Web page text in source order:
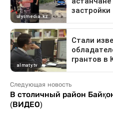
Следующая новость
В столичный район
(ВИДЕО)